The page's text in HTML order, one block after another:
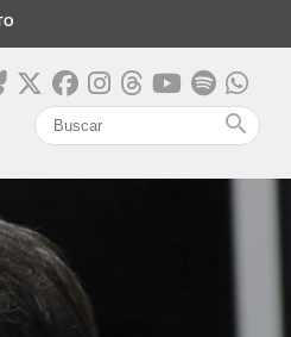
search